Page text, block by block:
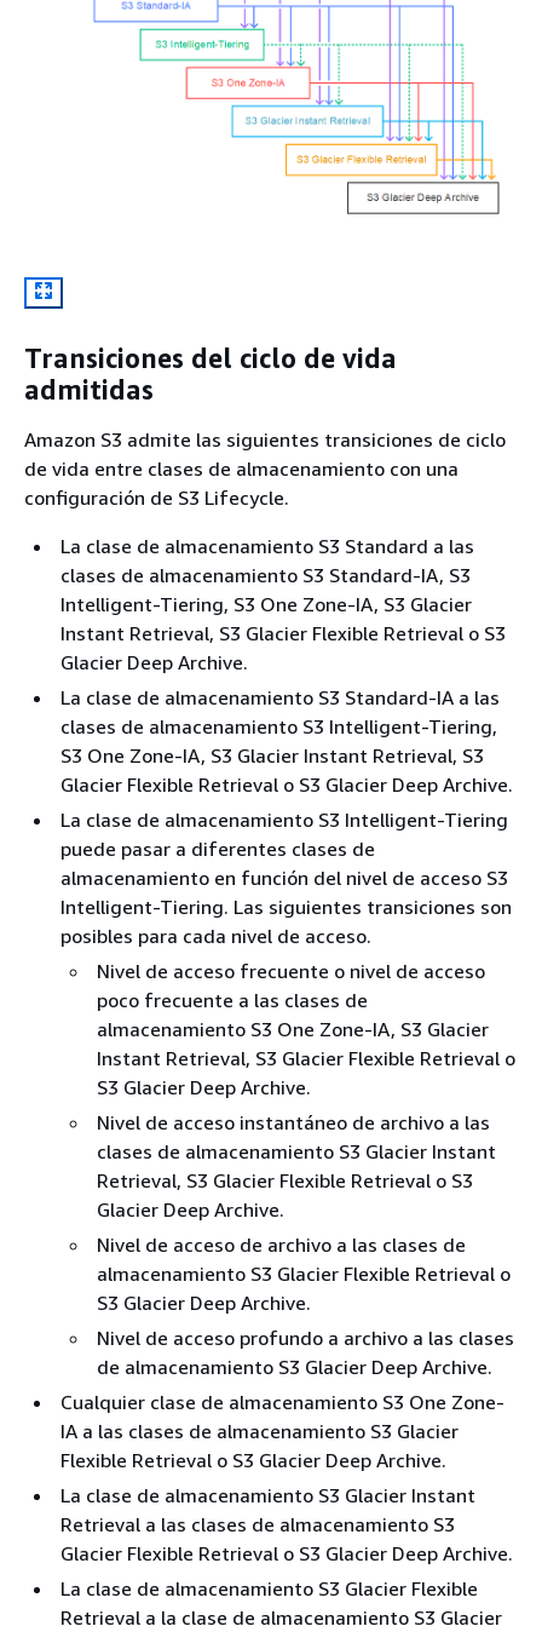
Transiciones del ciclo de vida
admitidas
Amazon S3 admite las siguientes transiciones de ciclo
de vida entre clases de almacenamiento con una
configuración de S3 Lifecycle.
La clase de almacenamiento S3 Standard a las
clases de almacenamiento S3 Standard-IA, S3
Intelligent-Tiering, S3 One Zone-IA, S3 Glacier
Instant Retrieval, S3 Glacier Flexible Retrieval o S3
Glacier Deep Archive.
La clase de almacenamiento S3 Standard-IA a las
clases de almacenamiento S3 Intelligent-Tiering,
S3 One Zone-IA, S3 Glacier Instant Retrieval, S3
Glacier Flexible Retrieval o S3 Glacier Deep Archive.
La clase de almacenamiento S3 Intelligent-Tiering
puede pasar a diferentes clases de
almacenamiento en función del nivel de acceso S3
Intelligent-Tiering. Las siguientes transiciones son
posibles para cada nivel de acceso.
Nivel de acceso frecuente o nivel de acceso
poco frecuente a las clases de
almacenamiento S3 One Zone-IA, S3 Glacier
Instant Retrieval, S3 Glacier Flexible Retrieval o
S3 Glacier Deep Archive.
Nivel de acceso instantáneo de archivo a las
clases de almacenamiento S3 Glacier Instant
Retrieval, S3 Glacier Flexible Retrieval o S3
Glacier Deep Archive.
Nivel de acceso de archivo a las clases de
almacenamiento S3 Glacier Flexible Retrieval o
S3 Glacier Deep Archive.
Nivel de acceso profundo a archivo a las clases
de almacenamiento S3 Glacier Deep Archive.
Cualquier clase de almacenamiento S3 One Zone-
IA a las clases de almacenamiento S3 Glacier
Flexible Retrieval o S3 Glacier Deep Archive.
La clase de almacenamiento S3 Glacier Instant
Retrieval a las clases de almacenamiento S3
Glacier Flexible Retrieval o S3 Glacier Deep Archive.
La clase de almacenamiento S3 Glacier Flexible
Retrieval a la clase de almacenamiento S3 Glacier